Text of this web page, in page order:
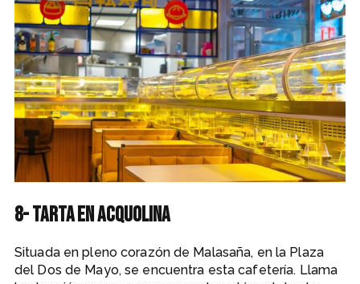
8- Tarta en Acquolina
Situada en pleno corazón de Malasaña, en la Plaza
del Dos de Mayo, se encuentra esta cafetería. Llama